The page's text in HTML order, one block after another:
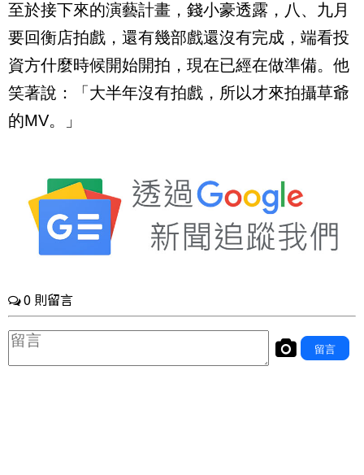
至於接下來的演藝計畫，錢小豪透露，八、九月
要回衡店拍戲，還有幾部戲還沒有完成，端看投
資方什麼時候開始開拍，現在已經在做準備。他
笑著說：「大半年沒有拍戲，所以才來拍攝草爺
的MV。」